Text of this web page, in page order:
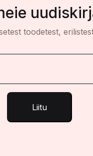
toodetest,
Liitu